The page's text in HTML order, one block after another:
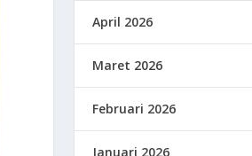
April 2026
Maret 2026
Februari 2026
Januari 2026